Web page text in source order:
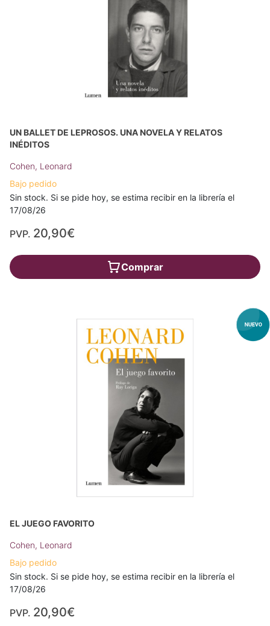
UN BALLET DE LEPROSOS. UNA NOVELA Y RELATOS
INÉDITOS
Cohen, Leonard
Bajo pedido
Sin stock. Si se pide hoy, se estima recibir en la librería el
17/08/26
PVP. 20,90€
Comprar
EL JUEGO FAVORITO
Cohen, Leonard
Bajo pedido
Sin stock. Si se pide hoy, se estima recibir en la librería el
17/08/26
PVP. 20,90€